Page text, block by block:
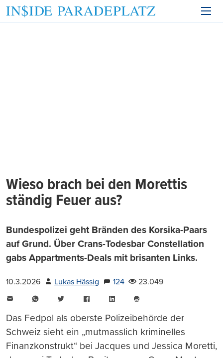
Wieso brach bei den Morettis
ständig Feuer aus?
Bundespolizei geht Bränden des Korsika-Paars
auf Grund. Über Crans-Todesbar Constellation
gabs Appartments-Deals mit brisanten Links.
10.3.2026 Lukas Hässig 124
23.049
WhatsAppTwitter FacebookLinkedIn
drucken
Das Fedpol als oberste Polizeibehörde der
Schweiz sieht ein „mutmasslich kriminelles
Finanzkonstrukt“ bei Jacques und Jessica Moretti,